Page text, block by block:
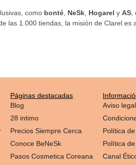
como bonté NeSk Hogarel y AS
las 1.000 tiendas, la misión de Clarel
Páginas destacadas
Blog
28 intimo
Precios Siempre Cerca
Conoce BeNeSk
Pasos Cosmetica Coreana
Aviso
Política
Política
Canal